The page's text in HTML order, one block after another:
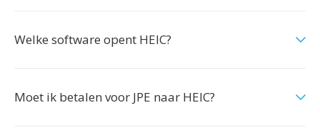
Welke software opent HEIC?
Moet ik betalen voor JPE naar HEIC?